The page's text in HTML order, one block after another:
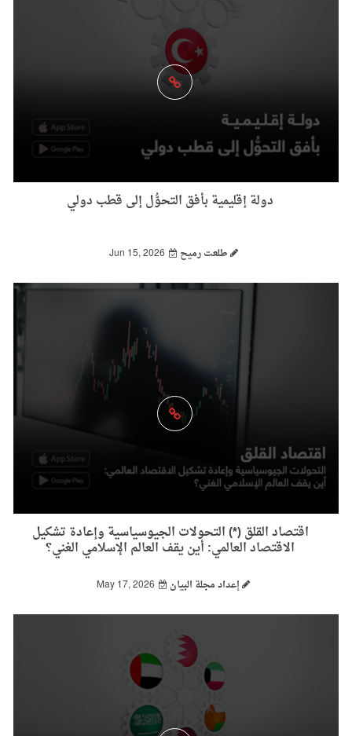
دولة إقليمية بأفق التحوُّل إلى قطب دولي
طلعت رميح Jun 15, 2026
اقتصاد القلق (*) التحولات الجيوسياسية وإعادة تشكيل
الاقتصاد العالمي: أين يقف العالم الإسلامي الغني؟
إعداد مجلة البيان May 17, 2026